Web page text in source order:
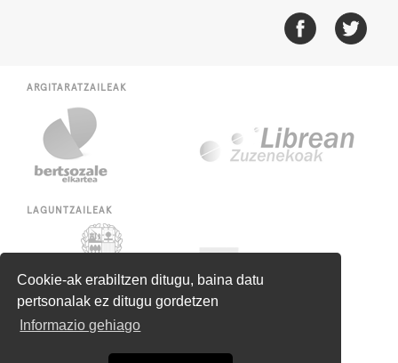
Cookie-ak erabiltzen ditugu, baina datu
pertsonalak ez ditugu gordetzen
Informazio gehiago
ARGITARATZAILEAK
LAGUNTZAILEAK